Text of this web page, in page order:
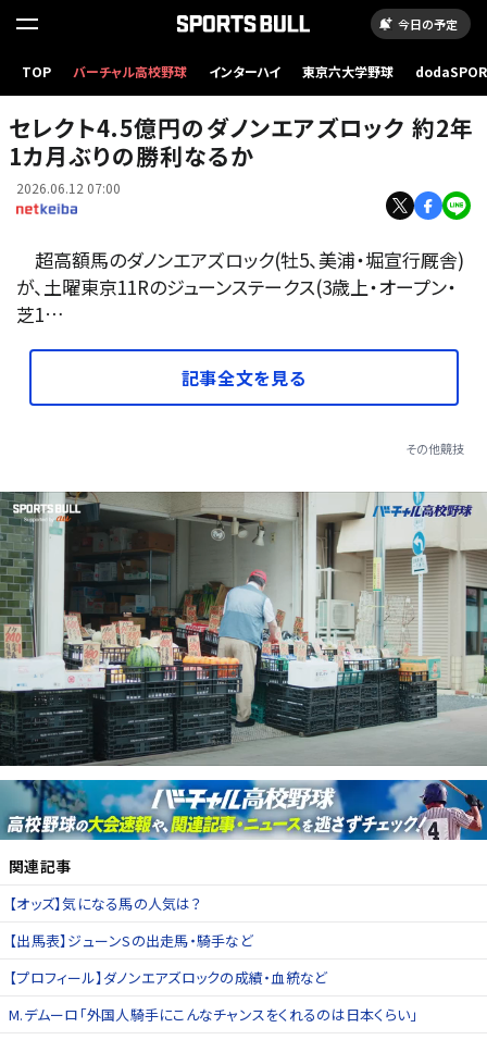
今日の予定
TOP バーチャル高校野球 インターハイ 東京六大学野球
ん)
セレクト4.5億円のダノンエアズロック 約2年
1カ月ぶりの勝利なるか
2026.06.12 07:00
超高額馬のダノンエアズロック(牡5、美浦・堀宣行厩舎)
が、土曜東京11Rのジューンステークス(3歳上・オープン・
芝1…
記事全文を見る
その他競技
関連記事
【オッズ】気になる馬の人気は？
【出馬表】ジューンSの出走馬・騎手など
【プロフィール】ダノンエアズロックの成績・血統など
M.デムーロ「外国人騎手にこんなチャンスをくれるのは日本くらい」